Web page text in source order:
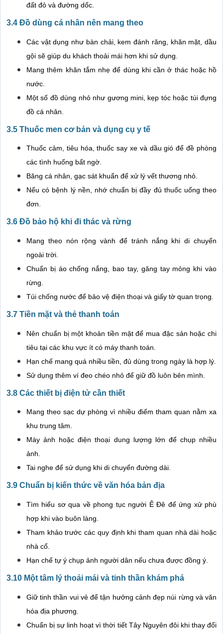
đất đỏ và đường dốc.
3.4 Đồ dùng cá nhân nên mang theo
Các vật dụng như bàn chải, kem đánh răng, khăn mặt, dầu
gội sẽ giúp du khách thoải mái hơn khi sử dụng.
Mang thêm khăn tắm nhẹ để dùng khi cần ở thác hoặc hồ
nước.
Một số đồ dùng nhỏ như gương mini, kẹp tóc hoặc túi đựng
đồ cá nhân.
3.5 Thuốc men cơ bản và dụng cụ y tế
Thuốc cảm, tiêu hóa, thuốc say xe và dầu gió để đề phòng
các tình huống bất ngờ.
Băng cá nhân, gạc sát khuẩn để xử lý vết thương nhỏ.
Nếu có bệnh lý nền, nhớ chuẩn bị đầy đủ thuốc uống theo
đơn.
3.6 Đồ bảo hộ khi đi thác và rừng
Mang theo nón rộng vành để tránh nắng khi di chuyển
ngoài trời.
Chuẩn bị áo chống nắng, bao tay, găng tay mỏng khi vào
rừng.
Túi chống nước để bảo vệ điện thoại và giấy tờ quan trọng.
3.7 Tiền mặt và thẻ thanh toán
Nên chuẩn bị một khoản tiền mặt để mua đặc sản hoặc chi
tiêu tại các khu vực ít có máy thanh toán.
Hạn chế mang quá nhiều tiền, đủ dùng trong ngày là hợp lý.
Sử dụng thêm ví đeo chéo nhỏ để giữ đồ luôn bên mình.
3.8 Các thiết bị điện tử cần thiết
Mang theo sạc dự phòng vì nhiều điểm tham quan nằm xa
khu trung tâm.
Máy ảnh hoặc điện thoại dung lượng lớn để chụp nhiều
ảnh.
Tai nghe để sử dụng khi di chuyển đường dài.
3.9 Chuẩn bị kiến thức về văn hóa bản địa
Tìm hiểu sơ qua về phong tục người Ê Đê để ứng xử phù
hợp khi vào buôn làng.
Tham khảo trước các quy định khi tham quan nhà dài hoặc
nhà cổ.
Hạn chế tự ý chụp ảnh người dân nếu chưa được đồng ý.
3.10 Một tâm lý thoải mái và tinh thần khám phá
Giữ tinh thần vui vẻ để tận hưởng cảnh đẹp núi rừng và văn
hóa địa phương.
Chuẩn bị sự linh hoạt vì thời tiết Tây Nguyên đôi khi thay đổi